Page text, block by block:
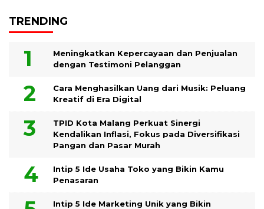
TRENDING
Meningkatkan Kepercayaan dan Penjualan
dengan Testimoni Pelanggan
Cara Menghasilkan Uang dari Musik: Peluang
Kreatif di Era Digital
TPID Kota Malang Perkuat Sinergi
Kendalikan Inflasi, Fokus pada Diversifikasi
Pangan dan Pasar Murah
Intip 5 Ide Usaha Toko yang Bikin Kamu
Penasaran
Intip 5 Ide Marketing Unik yang Bikin